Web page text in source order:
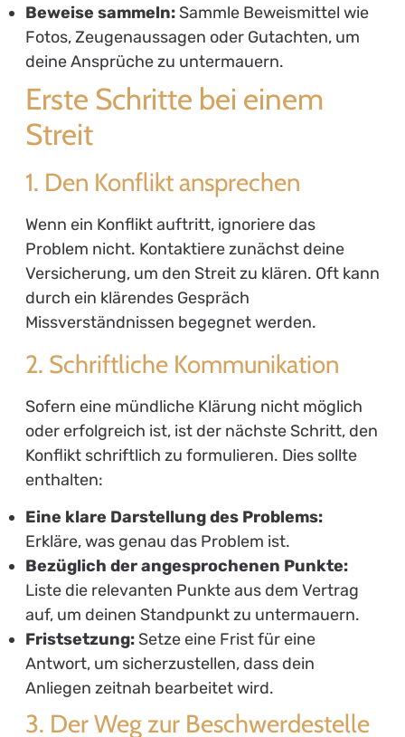
Beweise sammeln:Sammle Beweismittel wie
Fotos, Zeugenaussagen oder Gutachten, um
deine Ansprüche zu untermauern.
Erste Schritte bei einem
Streit
1. Den Konflikt ansprechen
Wenn ein Konflikt auftritt, ignoriere das
Problem nicht. Kontaktiere zunächst deine
Versicherung, um den Streit zu klären. Oft kann
durch ein klärendes Gespräch
Missverständnissen begegnet werden.
2. Schriftliche Kommunikation
Sofern eine mündliche Klärung nicht möglich
oder erfolgreich ist, ist der nächste Schritt, den
Konflikt schriftlich zu formulieren. Dies sollte
enthalten:
Eine klare Darstellung des Problems:
Erkläre, was genau das Problem ist.
Bezüglich der angesprochenen Punkte:
Liste die relevanten Punkte aus dem Vertrag
auf, um deinen Standpunkt zu untermauern.
Fristsetzung:Setze eine Frist für eine
Antwort, um sicherzustellen, dass dein
Anliegen zeitnah bearbeitet wird.
3. Der Weg zur Beschwerdestelle